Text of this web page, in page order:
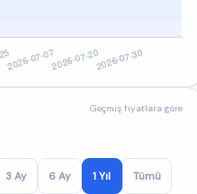
Geçmiş fiyatlara göre
3 Ay 6 Ay 1 Yıl Tümü